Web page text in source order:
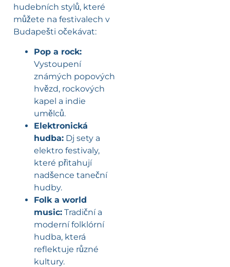
hudebních stylů, které
můžete na festivalech v
Budapešti očekávat:
Pop a rock:
Vystoupení
známých popových
hvězd, rockových
kapel a indie
umělců.
Elektronická
hudba: Dj sety a
elektro festivaly,
které přitahují
nadšence taneční
hudby.
Folk a world
music: Tradiční a
moderní folklórní
hudba, která
reflektuje různé
kultury.